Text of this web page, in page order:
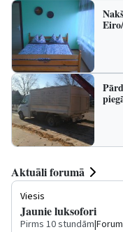
Aktuāli forumā
Viesis
Jaunie luksofori
Pirms 10 stundām|